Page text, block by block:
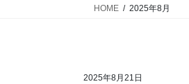
HOME 2025年8月
2025年8月21日